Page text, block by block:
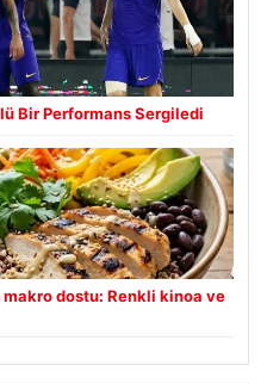
Bir Performans Sergiledi
dostu: Renkli kinoa ve